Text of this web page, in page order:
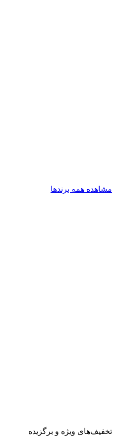
مشاهده همه برندها
تخفیف‌های ویژه و برگزیده